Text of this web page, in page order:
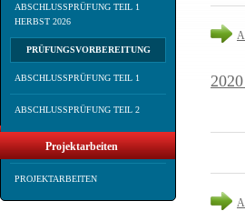
ABSCHLUSSPRÜFUNG TEIL 1
HERBST 2026
PRÜFUNGSVORBEREITUNG
ABSCHLUSSPRÜFUNG TEIL 1
ABSCHLUSSPRÜFUNG TEIL 2
Projektarbeiten
PROJEKTARBEITEN